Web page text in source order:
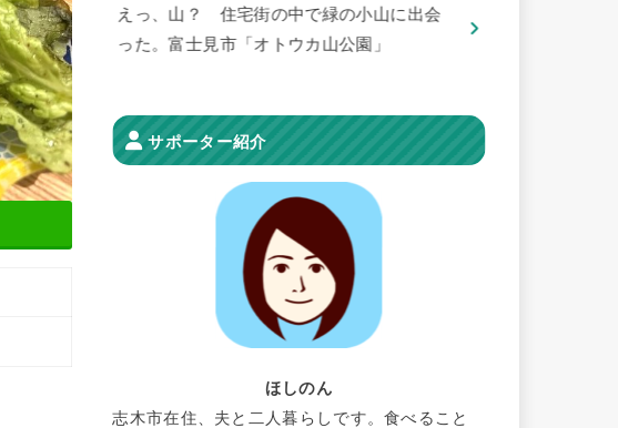
えっ、山？ 住宅街の中で緑の小山に出会
った。富士見市「オトウカ山公園」
サポーター紹介
ほしのん
志木市在住、夫と二人暮らしです。食べること